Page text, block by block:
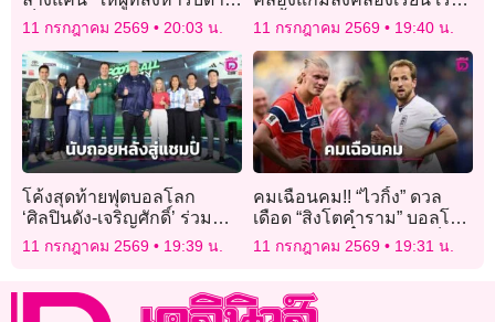
เป็น “ความต้องการของ
ประชาชน”
11 กรกฎาคม 2569 20:03 น.
ผันน้ำก่อนท่วม
11 กรกฎาคม 2569 19:40 น.
โค้งสุดท้ายฟุตบอลโลก
‘ศิลปินดัง-เจริญศักดิ์’ ร่วม
งานคึกคัก
11 กรกฎาคม 2569 19:39 น.
คมเฉือนคม!! “ไวกิ้ง” ดวล
เดือด “สิงโตคำราม” บอลโลก
รอบ 8 ทีม มีตั๋วรอบรองเป็น
เดิมพัน
11 กรกฎาคม 2569 19:31 น.